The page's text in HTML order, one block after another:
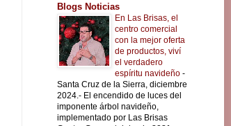
Blogs Noticias
En Las Brisas, el
centro comercial
con la mejor oferta
de productos, viví
el verdadero
espíritu navideño -
Santa Cruz de la Sierra, diciembre
2024.- El encendido de luces del
imponente árbol navideño,
implementado por Las Brisas